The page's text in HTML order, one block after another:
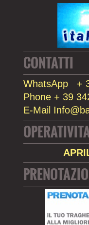
CONTATTI
WhatsApp +
Phone + 39
E-Mail